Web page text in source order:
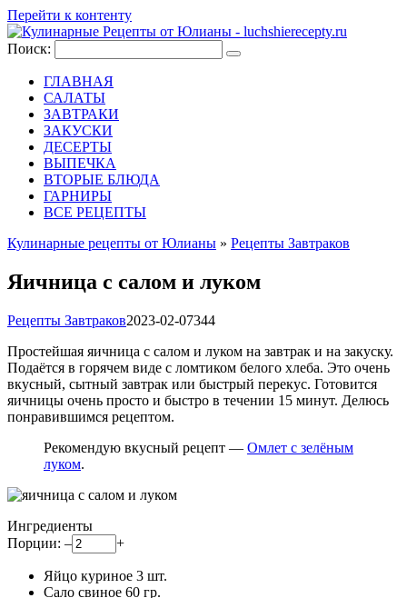
Перейти к контенту
Поиск:
ГЛАВНАЯ
САЛАТЫ
ЗАВТРАКИ
ЗАКУСКИ
ДЕСЕРТЫ
ВЫПЕЧКА
ВТОРЫЕ БЛЮДА
ГАРНИРЫ
ВСЕ РЕЦЕПТЫ
Кулинарные рецепты от Юлианы » Рецепты Завтраков
Яичница с салом и луком
Рецепты Завтраков2023-02-07344
Простейшая яичница с салом и луком на завтрак и на закуску.
Подаётся в горячем виде с ломтиком белого хлеба. Это очень
вкусный, сытный завтрак или быстрый перекус. Готовится
яичницы очень просто и быстро в течении 15 минут. Делюсь
понравившимся рецептом.
Рекомендую вкусный рецепт — Омлет с зелёным
луком.
Ингредиенты
Порции: – +
Яйцо куриное 3 шт.
Сало свиное 60 гр.